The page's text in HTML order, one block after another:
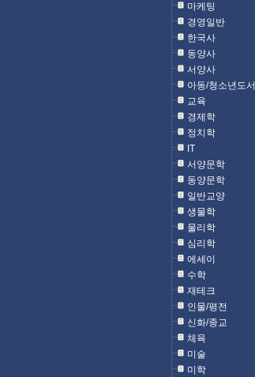
마케팅
경영일반
한국사
동양사
서양사
아동/청소년도서
교육
경제학
정치학
IT
서양문학
동양문학
일반교양
생물학
물리학
심리학
에세이
수학
재테크
인물/평전
신화/종교
체육
미술
미학